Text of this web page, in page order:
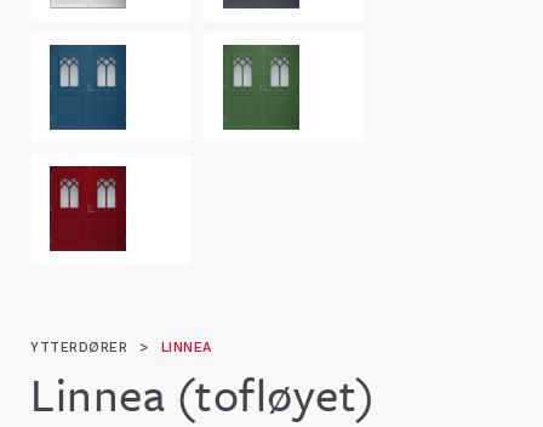
YTTERDØRER > LINNEA
Linnea (tofløyet)